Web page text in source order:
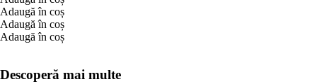
Adaugă în coș
Adaugă în coș
Adaugă în coș
Descoperă mai multe